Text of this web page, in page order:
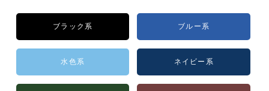
ブラック系 ブルー系
水色系 ネイビー系